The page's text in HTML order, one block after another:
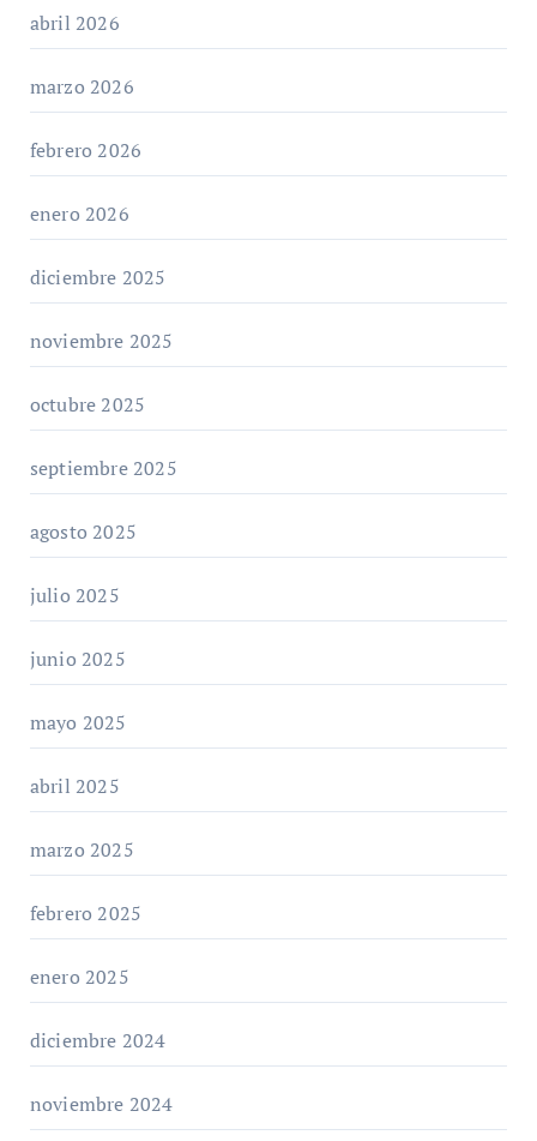
abril 2026
marzo 2026
febrero 2026
enero 2026
diciembre 2025
noviembre 2025
octubre 2025
septiembre 2025
agosto 2025
julio 2025
junio 2025
mayo 2025
abril 2025
marzo 2025
febrero 2025
enero 2025
diciembre 2024
noviembre 2024